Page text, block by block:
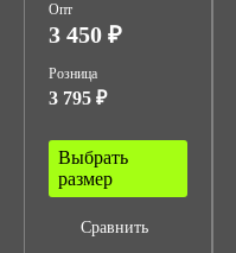
Опт
3 450 ₽
Розница
3 795 ₽
Выбрать
размер
Сравнить